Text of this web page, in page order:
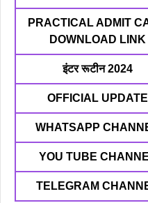
PRACTICAL ADMIT
DOWNLOAD LINK
इंटर रूटीन 2024
OFFICIAL UPDATE
WHATSAPP
YOU TUBE
TELEGRAM